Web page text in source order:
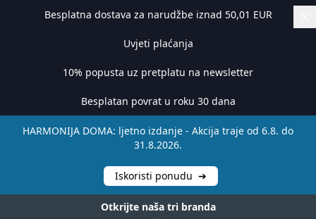
Besplatna dostava za narudžbe iznad 50,01 EUR
Uvjeti plaćanja
10% popusta uz pretplatu na newsletter
Besplatan povrat u roku 30 dana
HARMONIJA DOMA: ljetno izdanje - Akcija traje od 6.8. do
31.8.2026.
Iskoristi ponudu ➔
Otkrijte naša tri branda